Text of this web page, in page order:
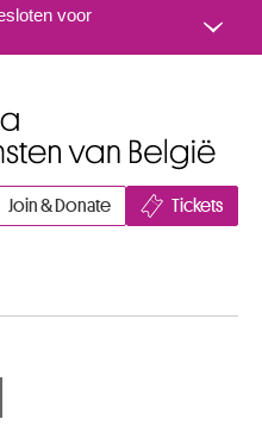
inhoud
voor
Join & Donate Tickets